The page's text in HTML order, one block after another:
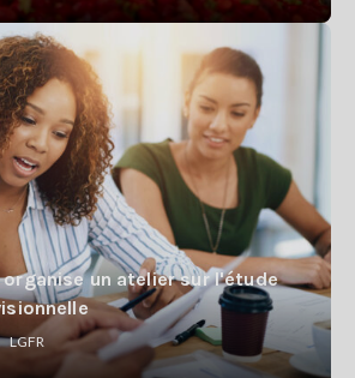
organise un atelier sur l'étude
LGFR